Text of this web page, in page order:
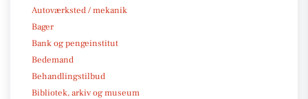
Autoværksted / mekanik
Bager
Bank og pengeinstitut
Bedemand
Behandlingstilbud
Bibliotek, arkiv og museum